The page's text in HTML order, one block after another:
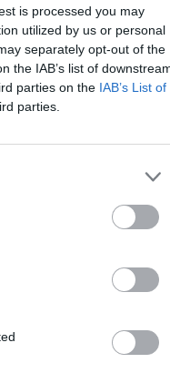
is processed you may
utilized by us or personal
separately opt-out of the
the IAB’s list of
parties on the IAB’s List of
parties.
2.72 km
centro histórico de Fiumicino, a
recinto ferial de Roma. Ideal
posición estratégica cerca
y la zona arqueológica de